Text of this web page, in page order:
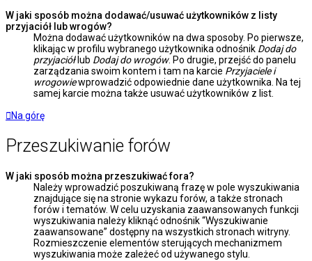
W jaki sposób można dodawać/usuwać użytkowników z listy
przyjaciół lub wrogów?
Można dodawać użytkowników na dwa sposoby. Po pierwsze,
klikając w profilu wybranego użytkownika odnośnik Dodaj do
przyjaciółlub Dodaj do wrogów. Po drugie, przejść do panelu
zarządzania swoim kontem i tam na karcie Przyjaciele i
wrogowiewprowadzić odpowiednie dane użytkownika. Na tej
samej karcie można także usuwać użytkowników z list.
Na górę
Przeszukiwanie forów
W jaki sposób można przeszukiwać fora?
Należy wprowadzić poszukiwaną frazę w pole wyszukiwania
znajdujące się na stronie wykazu forów, a także stronach
forów i tematów. W celu uzyskania zaawansowanych funkcji
wyszukiwania należy kliknąć odnośnik “Wyszukiwanie
zaawansowane” dostępny na wszystkich stronach witryny.
Rozmieszczenie elementów sterujących mechanizmem
wyszukiwania może zależeć od używanego stylu.